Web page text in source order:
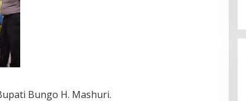
Bungo H. Mashuri.